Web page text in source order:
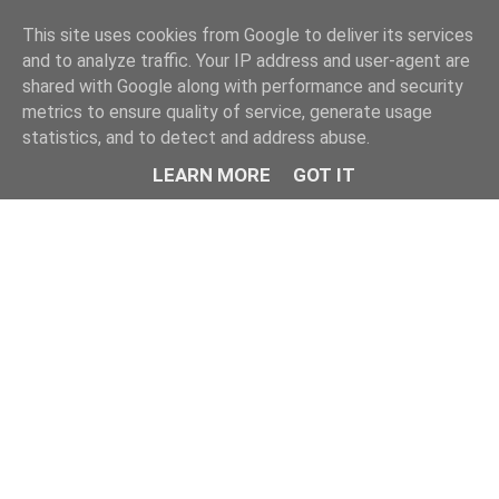
This site uses cookies from Google to deliver its services
and to analyze traffic. Your IP address and user-agent are
shared with Google along with performance and security
metrics to ensure quality of service, generate usage
statistics, and to detect and address abuse.
LEARN MORE GOT IT